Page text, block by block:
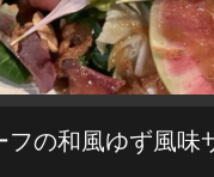
フの和風ゆず風味